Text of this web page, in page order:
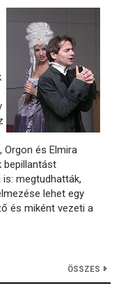
és Elmira
bepillantást
megtudhatták,
lehet egy
és miként vezeti a
ÖSSZES